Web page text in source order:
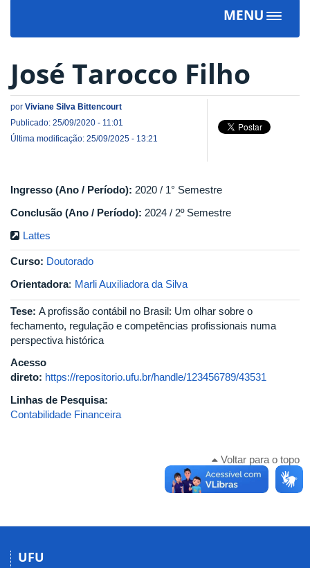
MENU
Toggle
José Tarocco Filho
por Viviane Silva Bittencourt
Publicado: 25/09/2020 - 11:01
Última modificação: 25/09/2025 - 13:21
Ingresso (Ano / Período): 2020 / 1° Semestre
Conclusão (Ano / Período): 2024 / 2º Semestre
Lattes
Curso: Doutorado
Orientadora: Marli Auxiliadora da Silva
Tese: A profissão contábil no Brasil: Um olhar sobre o
fechamento, regulação e competências profissionais numa
perspectiva histórica
Acesso
direto: https://repositorio.ufu.br/handle/123456789/43531
Linhas de Pesquisa:
Contabilidade Financeira
Voltar para o topo
UFU